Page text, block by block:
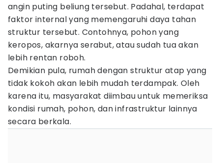
angin puting beliung tersebut. Padahal, terdapat
faktor internal yang memengaruhi daya tahan
struktur tersebut. Contohnya, pohon yang
keropos, akarnya serabut, atau sudah tua akan
lebih rentan roboh.
Demikian pula, rumah dengan struktur atap yang
tidak kokoh akan lebih mudah terdampak. Oleh
karena itu, masyarakat diimbau untuk memeriksa
kondisi rumah, pohon, dan infrastruktur lainnya
secara berkala.